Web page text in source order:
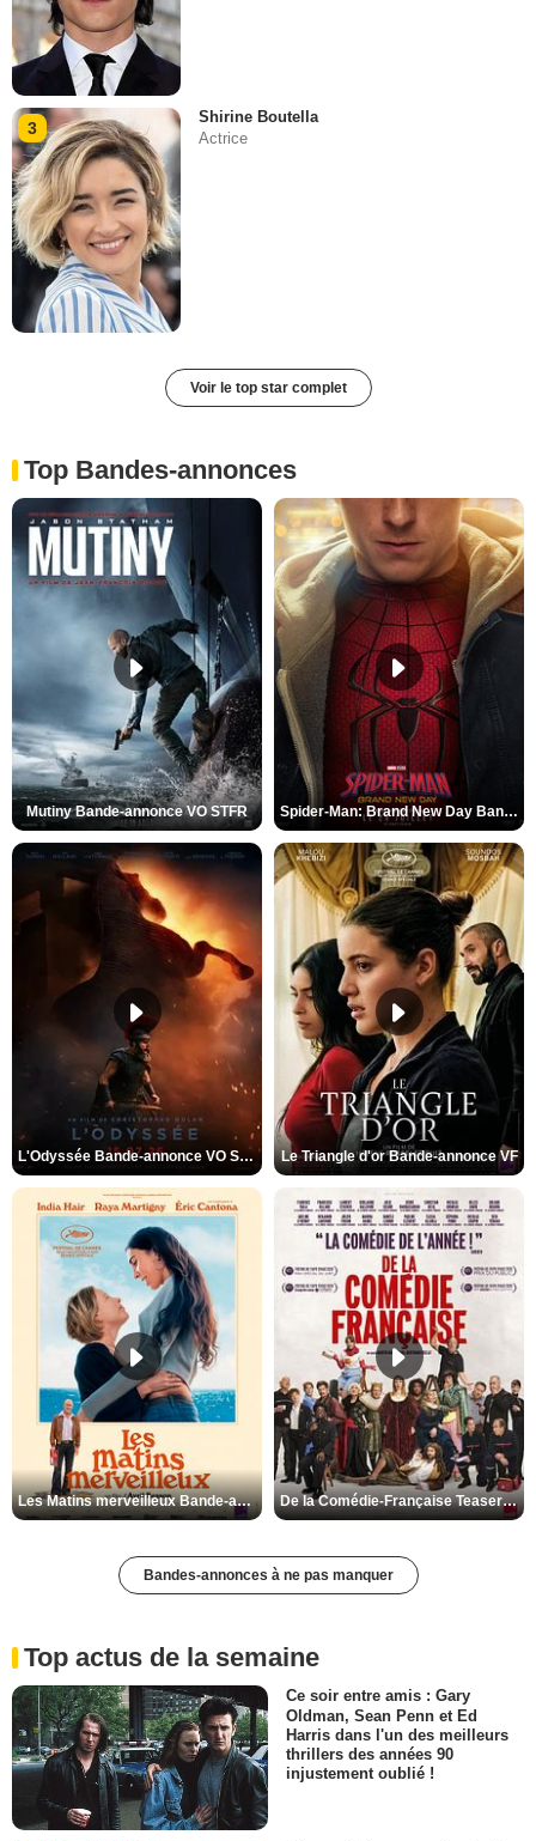
3
Shirine Boutella
Actrice
Voir le top star complet
Top Bandes-annonces
Mutiny Bande-annonce VO STFR Spider-Man: Brand New Day Bande-annonce VO STFR
L'Odyssée Bande-annonce VO STFR Le Triangle d'or Bande-annonce VF
Les Matins merveilleux Bande-annonce VF De la Comédie-Française Teaser VF
Bandes-annonces à ne pas manquer
Top actus de la semaine
Ce soir entre amis : Gary
Oldman, Sean Penn et Ed
Harris dans l'un des meilleurs
thrillers des années 90
injustement oublié !